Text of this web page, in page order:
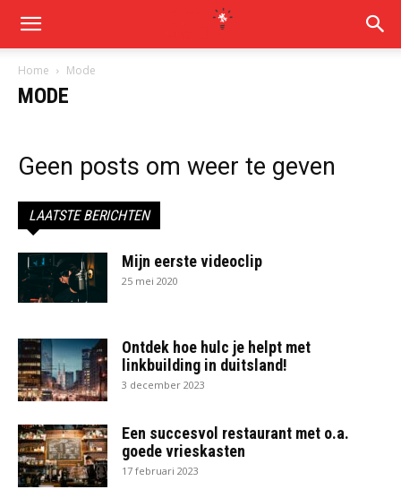
Home Mode
MODE
Geen posts om weer te geven
LAATSTE BERICHTEN
Mijn eerste videoclip
25 mei 2020
Ontdek hoe hulc je helpt met
linkbuilding in duitsland!
3 december 2023
Een succesvol restaurant met o.a.
goede vrieskasten
17 februari 2023